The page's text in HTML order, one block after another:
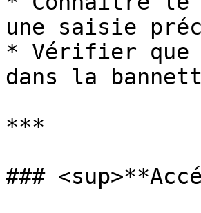
une saisie
* Vérifier que
dans la
***
###